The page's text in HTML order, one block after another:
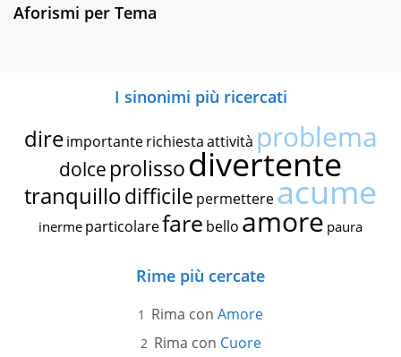
Aforismi per Tema
I sinonimi più ricercati
dire importante richiestaattività problema
dolce prolissodivertente
tranquillodifficile permettereacume
inerme particolarefare bello amore paura
Rime più cercate
Rima con Amore
Rima con Cuore